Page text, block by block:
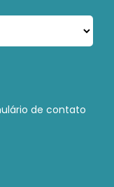
de contato